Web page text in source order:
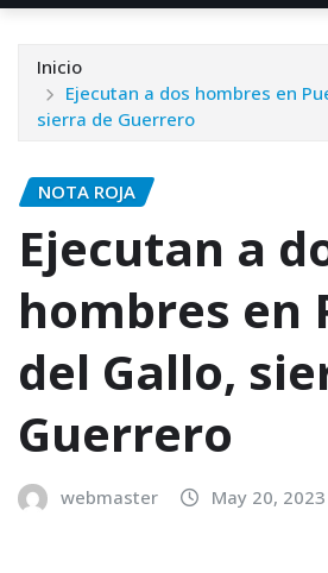
Inicio
Ejecutan a dos hombres en
sierra de Guerrero
NOTA ROJA
Ejecutan a
hombres en
del Gallo,
Guerrero
webmaster May 20, 2023